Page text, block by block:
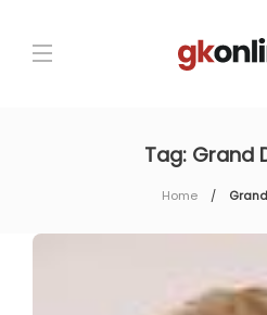
Tag: Grand
Home